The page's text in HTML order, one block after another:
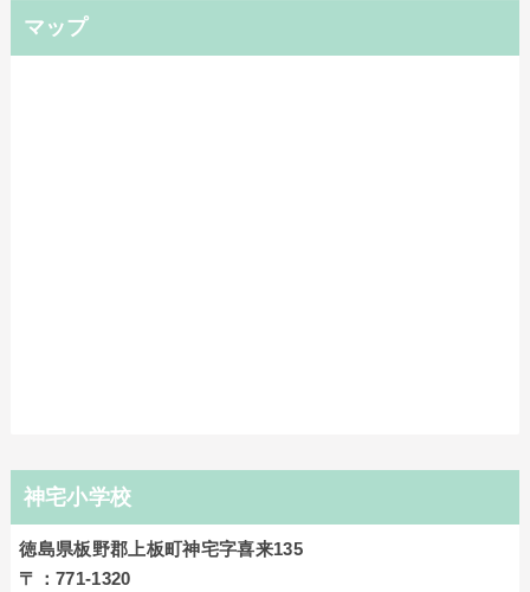
マップ
神宅小学校
徳島県板野郡上板町神宅字喜来135
〒：771‐1320